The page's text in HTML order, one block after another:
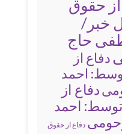
از حقوق
خبر/
حاج
دفاع از
احمد
دفاع از
احمد
دفاع از حقوق